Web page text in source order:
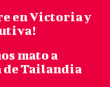
en Victoria y
mato a
de Tailandia